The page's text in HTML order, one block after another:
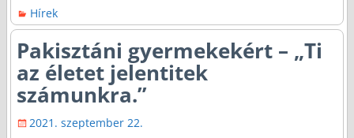
Hírek
Pakisztáni gyermekekért – „Ti
az életet jelentitek
számunkra.”
2021. szeptember 22.